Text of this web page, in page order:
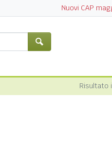
Nuovi CAP
Risultato